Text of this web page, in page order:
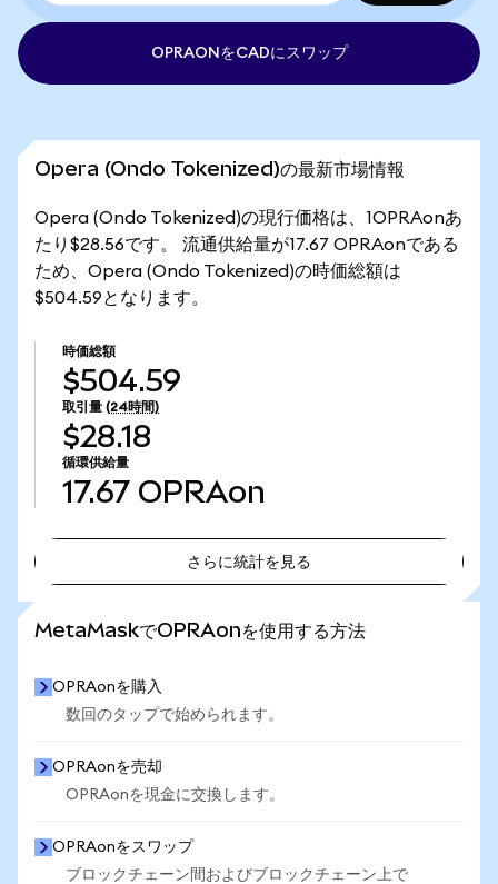
OPRAONをCADにスワップ
Opera (Ondo Tokenized)の最新市場情報
Opera (Ondo Tokenized)の現行価格は、1OPRAonあ
たり$28.56です。 流通供給量が17.67 OPRAonである
ため、Opera (Ondo Tokenized)の時価総額は
$504.59となります。
時価総額
$504.59
取引量 (24時間)
$28.18
循環供給量
17.67 OPRAon
さらに統計を見る
MetaMaskでOPRAonを使用する方法
OPRAonを購入
数回のタップで始められます。
OPRAonを売却
OPRAonを現金に交換します。
OPRAonをスワップ
ブロックチェーン間およびブロックチェーン上で